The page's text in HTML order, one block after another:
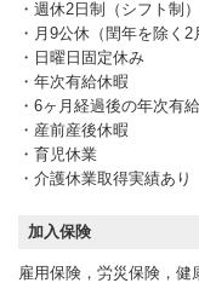
・週休2日制（シフト制）
・月9公休（閏年を除く2
・日曜日固定休み
・年次有給休暇
・6ヶ月経過後の年次有
・産前産後休暇
・育児休業
・介護休業取得実績あり
加入保険
雇用保険，労災保険，健